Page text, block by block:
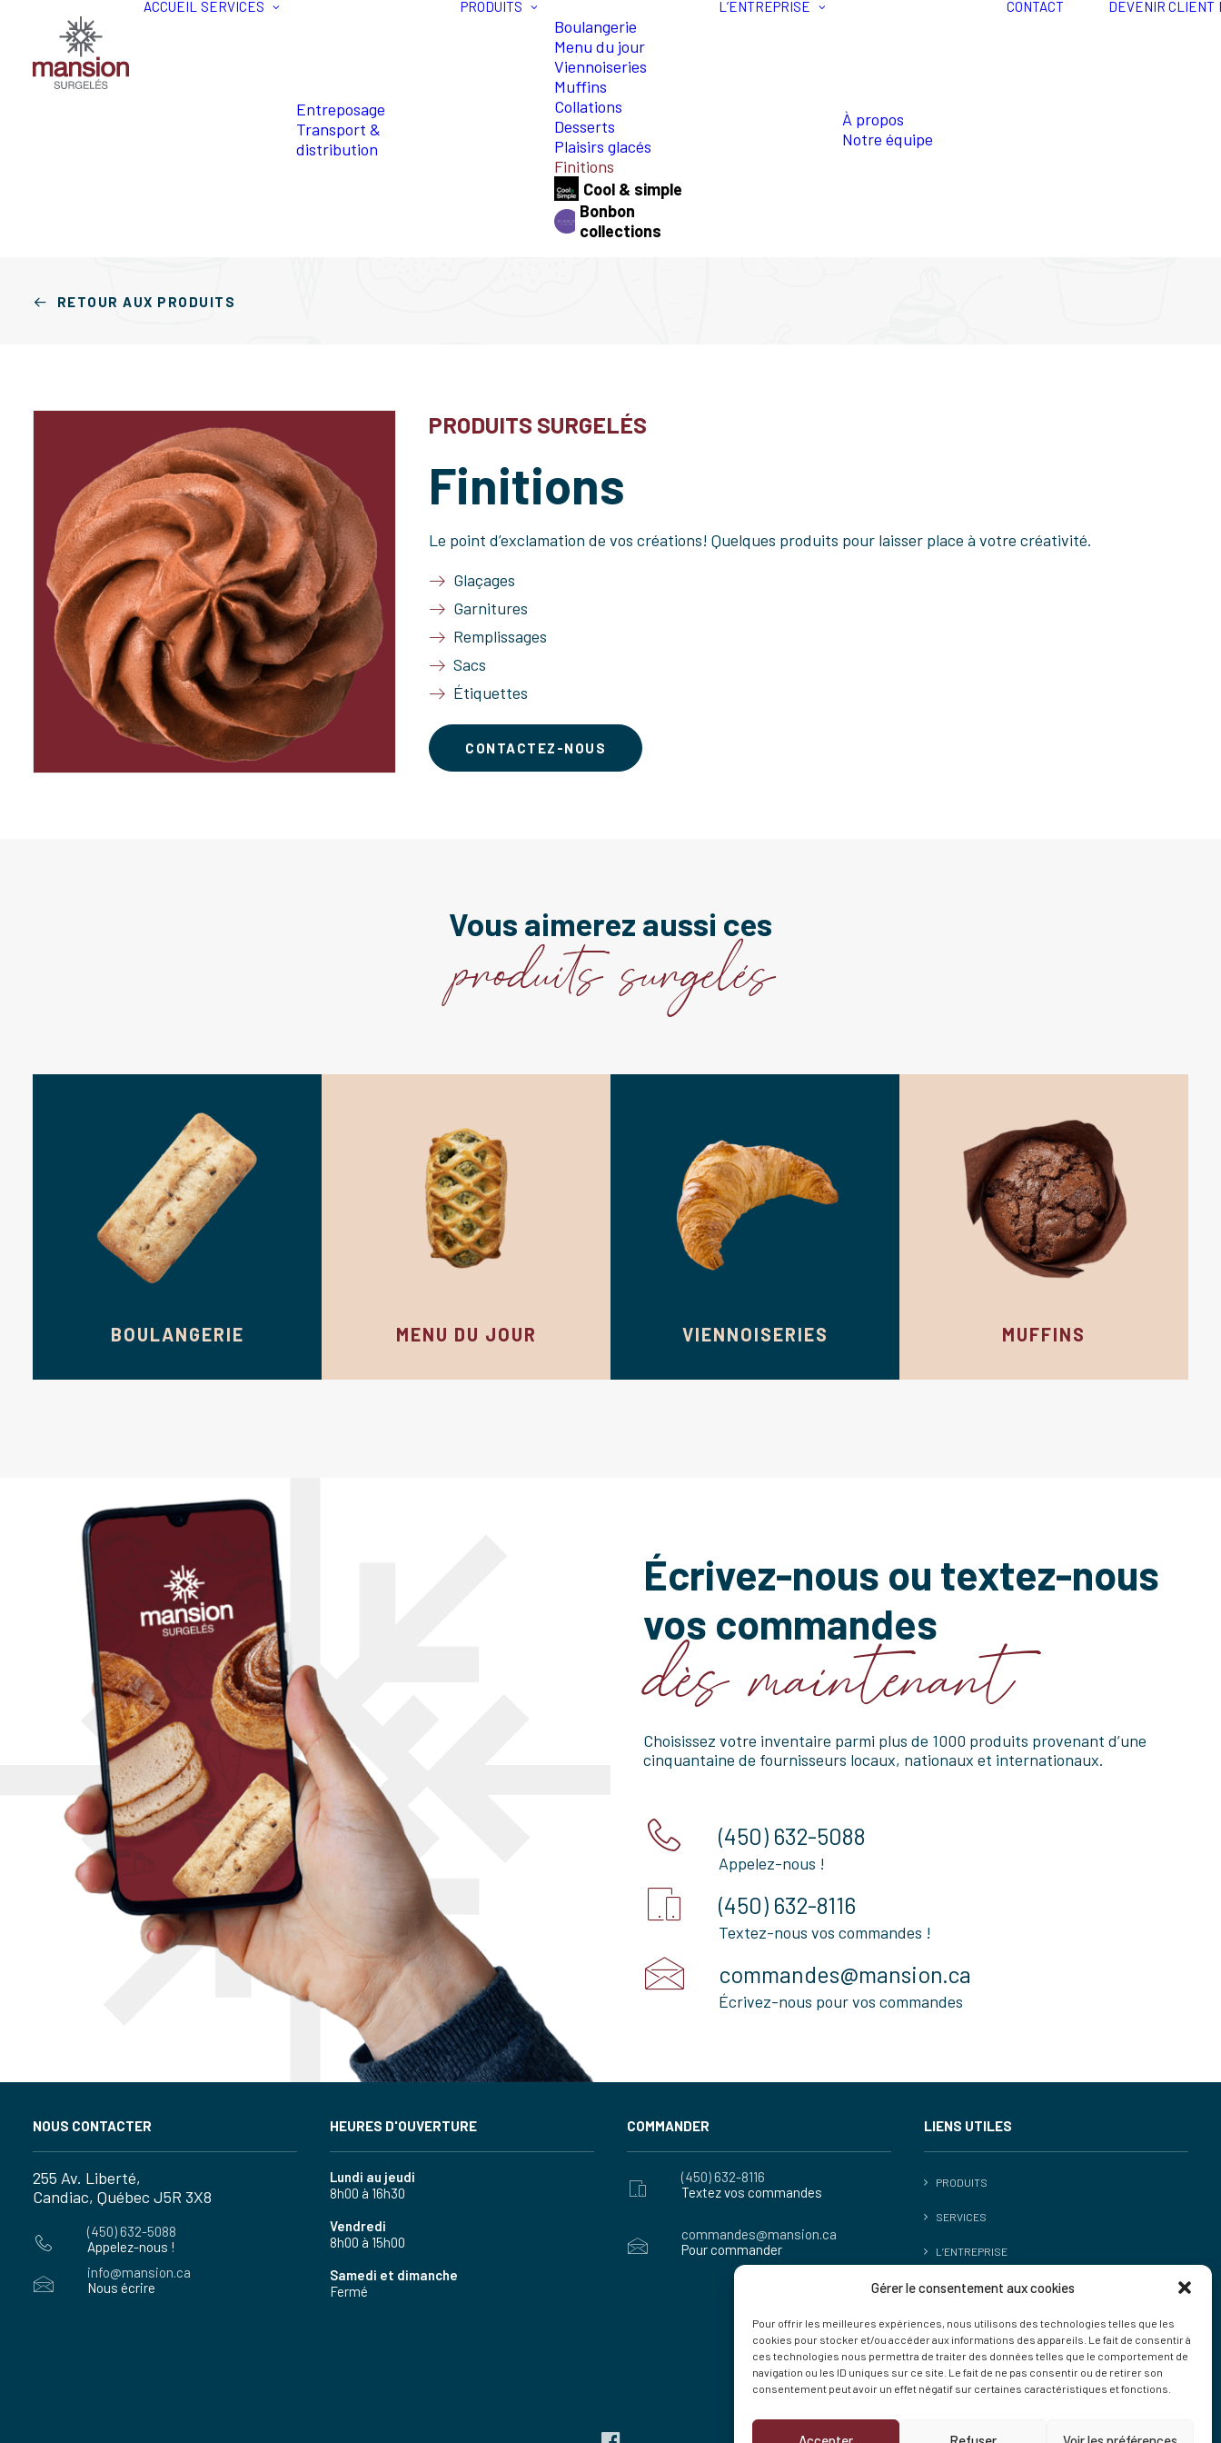
Gérer le consentement aux cookies
Pour offrir les meilleures expériences, nous utilisons des technologies telles que les
cookies pour stocker et/ou accéder aux informations des appareils. Le fait de consentir à
ces technologies nous permettra de traiter des données telles que le comportement de
navigation ou les ID uniques sur ce site. Le fait de ne pas consentir ou de retirer son
consentement peut avoir un effet négatif sur certaines caractéristiques et fonctions.
ACCUEIL SERVICES
Entreposage
Transport &
distribution
PRODUITS
Boulangerie
Menu du jour
Viennoiseries
Muffins
Collations
Desserts
Plaisirs glacés
Finitions
Cool & simple
Bonbon
collections
L’ENTREPRISE
À propos
Notre équipe
CONTACT DEVENIR CLIENT
RETOUR AUX PRODUITS
PRODUITS SURGELÉS
Finitions
Le point d’exclamation de vos créations! Quelques produits pour laisser place à votre créativité.
Glaçages
Garnitures
Remplissages
Sacs
Étiquettes
CONTACTEZ-NOUS
Vous aimerez aussi ces
produits surgelés
BOULANGERIE MENU DU JOUR VIENNOISERIES MUFFINS
Écrivez-nous ou textez-nous
vos commandes
dès maintenant
Choisissez votre inventaire parmi plus de 1000 produits provenant d’une
cinquantaine de fournisseurs locaux, nationaux et internationaux.
(450) 632-5088
Appelez-nous !
(450) 632-8116
Textez-nous vos commandes !
commandes@mansion.ca
Écrivez-nous pour vos commandes
NOUS CONTACTER
255 Av. Liberté,
Candiac, Québec J5R 3X8
(450) 632-5088
Appelez-nous !
info@mansion.ca
Nous écrire
HEURES D'OUVERTURE
Lundi au jeudi
8h00 à 16h30
Vendredi
8h00 à 15h00
Samedi et dimanche
Fermé
COMMANDER
(450) 632-8116
Textez vos commandes
commandes@mansion.ca
Pour commander
LIENS UTILES
PRODUITS
SERVICES
L’ENTREPRISE
NOTRE ÉQUIPE
CONTACT